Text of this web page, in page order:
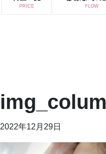
PRICE FLOW
2022年12月29日